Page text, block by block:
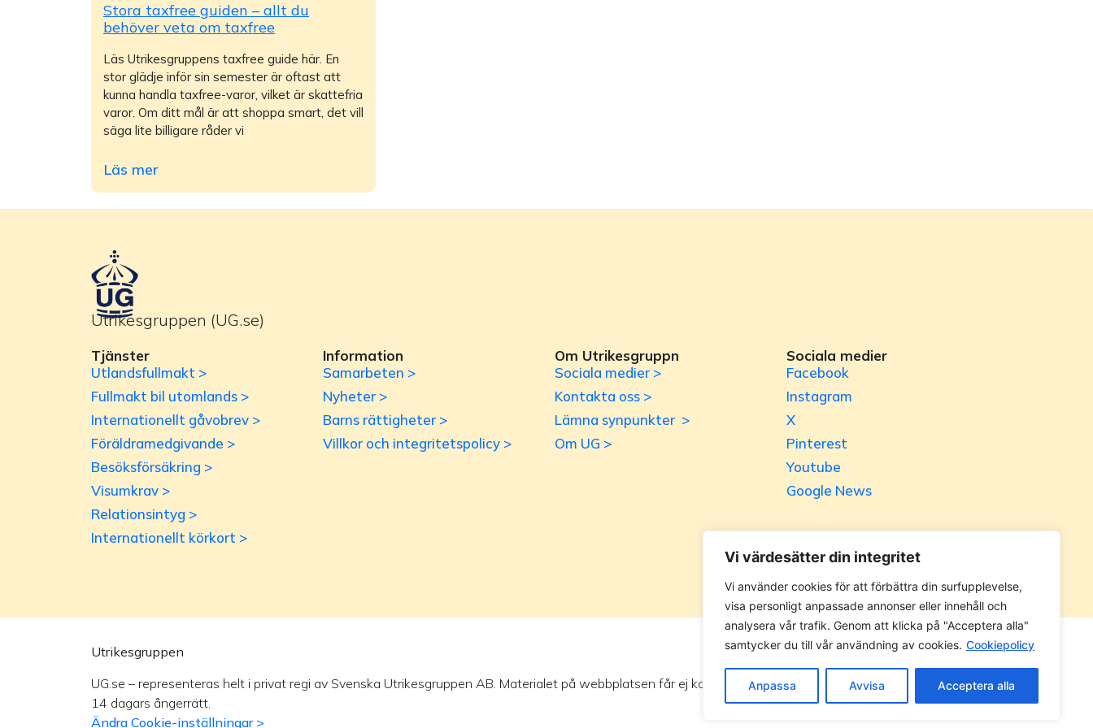
Vi värdesätter din integritet
Vi använder cookies för att förbättra din surfupplevelse,
visa personligt anpassade annonser eller innehåll och
analysera vår trafik. Genom att klicka på "Acceptera alla"
samtycker du till vår användning av cookies. Cookiepolicy
Anpassa Avvisa Acceptera alla
Stora taxfree guiden – allt du
behöver veta om taxfree
Läs Utrikesgruppens taxfree guide här. En
stor glädje inför sin semester är oftast att
kunna handla taxfree-varor, vilket är skattefria
varor. Om ditt mål är att shoppa smart, det vill
säga lite billigare råder vi
Läs mer
Utrikesgruppen (UG.se)
Tjänster
Utlandsfullmakt >
Fullmakt bil utomlands >
Internationellt gåvobrev >
Föräldramedgivande >
Besöksförsäkring >
Visumkrav >
Relationsintyg >
Internationellt körkort >
Information
Samarbeten >
Nyheter >
Barns rättigheter >
Villkor och integritetspolicy >
Om Utrikesgruppn
Sociala medier >
Kontakta oss >
Lämna synpunkter >
Om UG >
Sociala medier
Facebook
Instagram
X
Pinterest
Youtube
Google News
Utrikesgruppen
UG.se – representeras helt i privat regi av Svenska Utrikesgruppen AB. Materialet på webbplatsen får ej kopieras utan tillåtelse. Alla priser anges ink. moms.
14 dagars ångerrätt.
Ändra Cookie-inställningar >